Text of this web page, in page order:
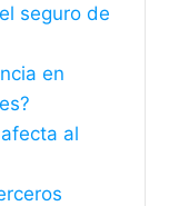
seguro de
en
al